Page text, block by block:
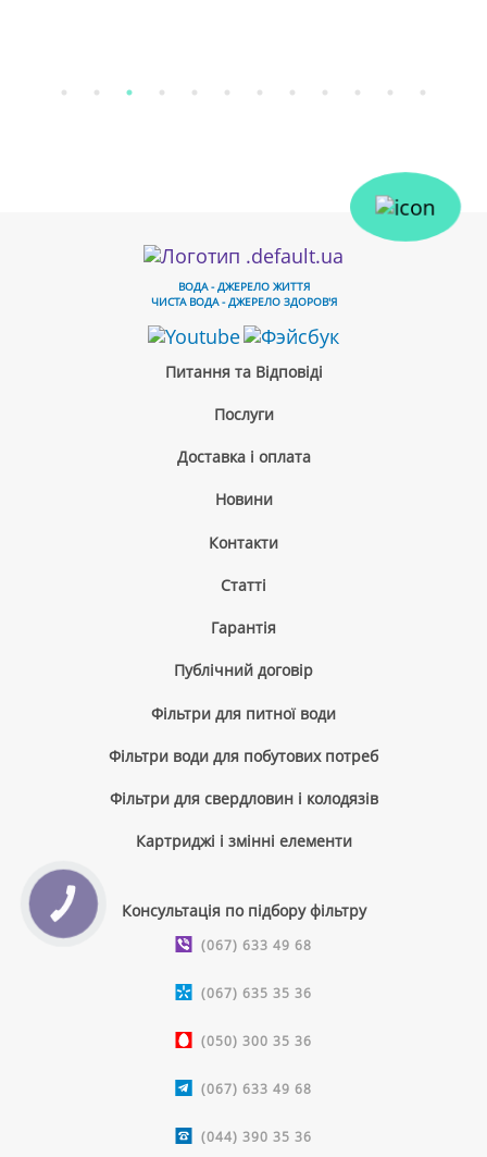
ВОДА - ДЖЕРЕЛО ЖИТТЯ
ЧИСТА ВОДА - ДЖЕРЕЛО ЗДОРОВ'Я
Питання та Відповіді
Послуги
Доставка і оплата
Новини
Контакти
Cтатті
Гарантія
Публічний договір
Фільтри для питної води
Фільтри води для побутових потреб
Фільтри для свердловин і колодязів
Картриджі і змінні елементи
Консультація по підбору фільтру
(067) 633 49 68
(067) 635 35 36
(050) 300 35 36
(067) 633 49 68
(044) 390 35 36
КНОПКА
ЗВ'ЯЗКУ